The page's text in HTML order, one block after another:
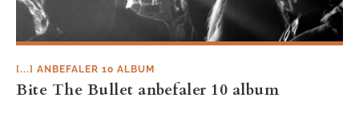
[...] ANBEFALER 10 ALBUM
Bite The Bullet anbefaler 10 album